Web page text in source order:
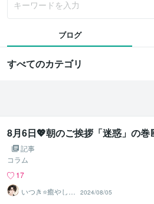
ブログ
すべてのカテゴリ
8月6日💖朝のご挨拶「迷惑」の巻
記事
コラム
17
いつき⭐️癒やし声
のお話相手
2024/08/05